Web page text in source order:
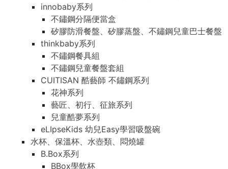
innobaby系列
不鏽鋼分隔便當盒
矽膠防滑餐盤、矽膠蒸盤、不鏽鋼兒童巴士餐盤
thinkbaby系列
不鏽鋼餐具組
不鏽鋼兒童餐盤套組
CUITISAN 酷藝師 不鏽鋼系列
花神系列
藝匠、初行、征旅系列
兒童酷夢系列
eLIpseKids 幼兒Easy學習吸盤碗
水杯、保溫杯、水壺類、悶燒罐
B.Box系列
BBox學飲杯